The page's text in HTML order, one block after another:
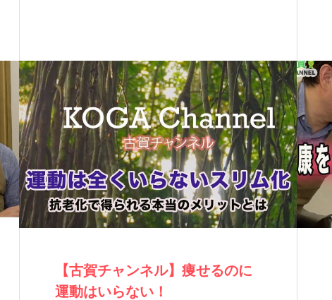
【古賀チャンネル】痩せるのに
運動はいらない！